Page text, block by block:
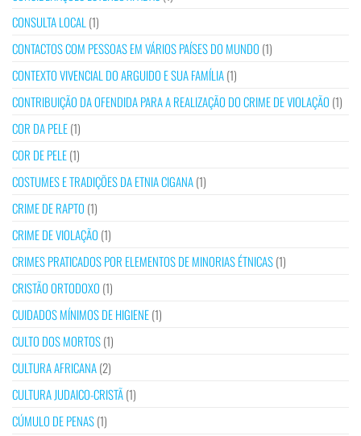
CONSULTA LOCAL (1)
CONTACTOS COM PESSOAS EM VÁRIOS PAÍSES DO MUNDO (1)
CONTEXTO VIVENCIAL DO ARGUIDO E SUA FAMÍLIA(1)
CONTRIBUIÇÃO DA OFENDIDA PARA A REALIZAÇÃO DO CRIME DE VIOLAÇÃO (1)
COR DA PELE(1)
COR DE PELE(1)
COSTUMES E TRADIÇÕES DA ETNIA CIGANA(1)
CRIME DE RAPTO (1)
CRIME DE VIOLAÇÃO (1)
CRIMES PRATICADOS POR ELEMENTOS DE MINORIAS ÉTNICAS(1)
CRISTÃO ORTODOXO (1)
CUIDADOS MÍNIMOS DE HIGIENE(1)
CULTO DOS MORTOS(1)
CULTURA AFRICANA(2)
CULTURA JUDAICO-CRISTÃ(1)
CÚMULO DE PENAS(1)